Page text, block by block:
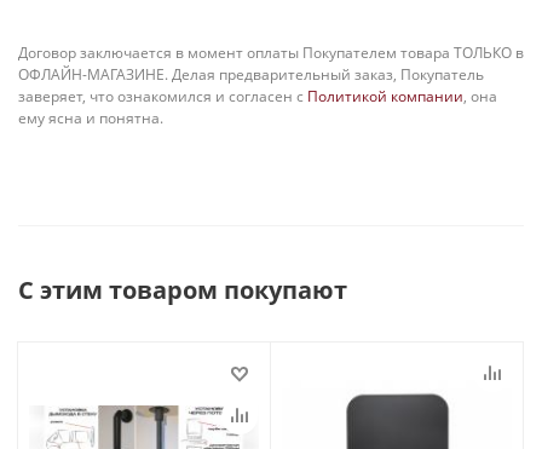
Договор заключается в момент оплаты Покупателем товара ТОЛЬКО в
ОФЛАЙН-МАГАЗИНЕ. Делая предварительный заказ, Покупатель
заверяет, что ознакомился и согласен с Политикой компании, она
ему ясна и понятна.
С этим товаром покупают